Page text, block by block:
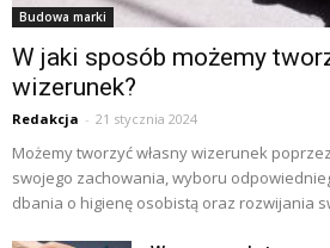
Budowa marki
W jaki sposób możemy
wizerunek?
Redakcja - 21 stycznia 2024
Możemy tworzyć własny wizerunek
swojego zachowania, wyboru
dbania o higienę osobistą oraz rozwijania